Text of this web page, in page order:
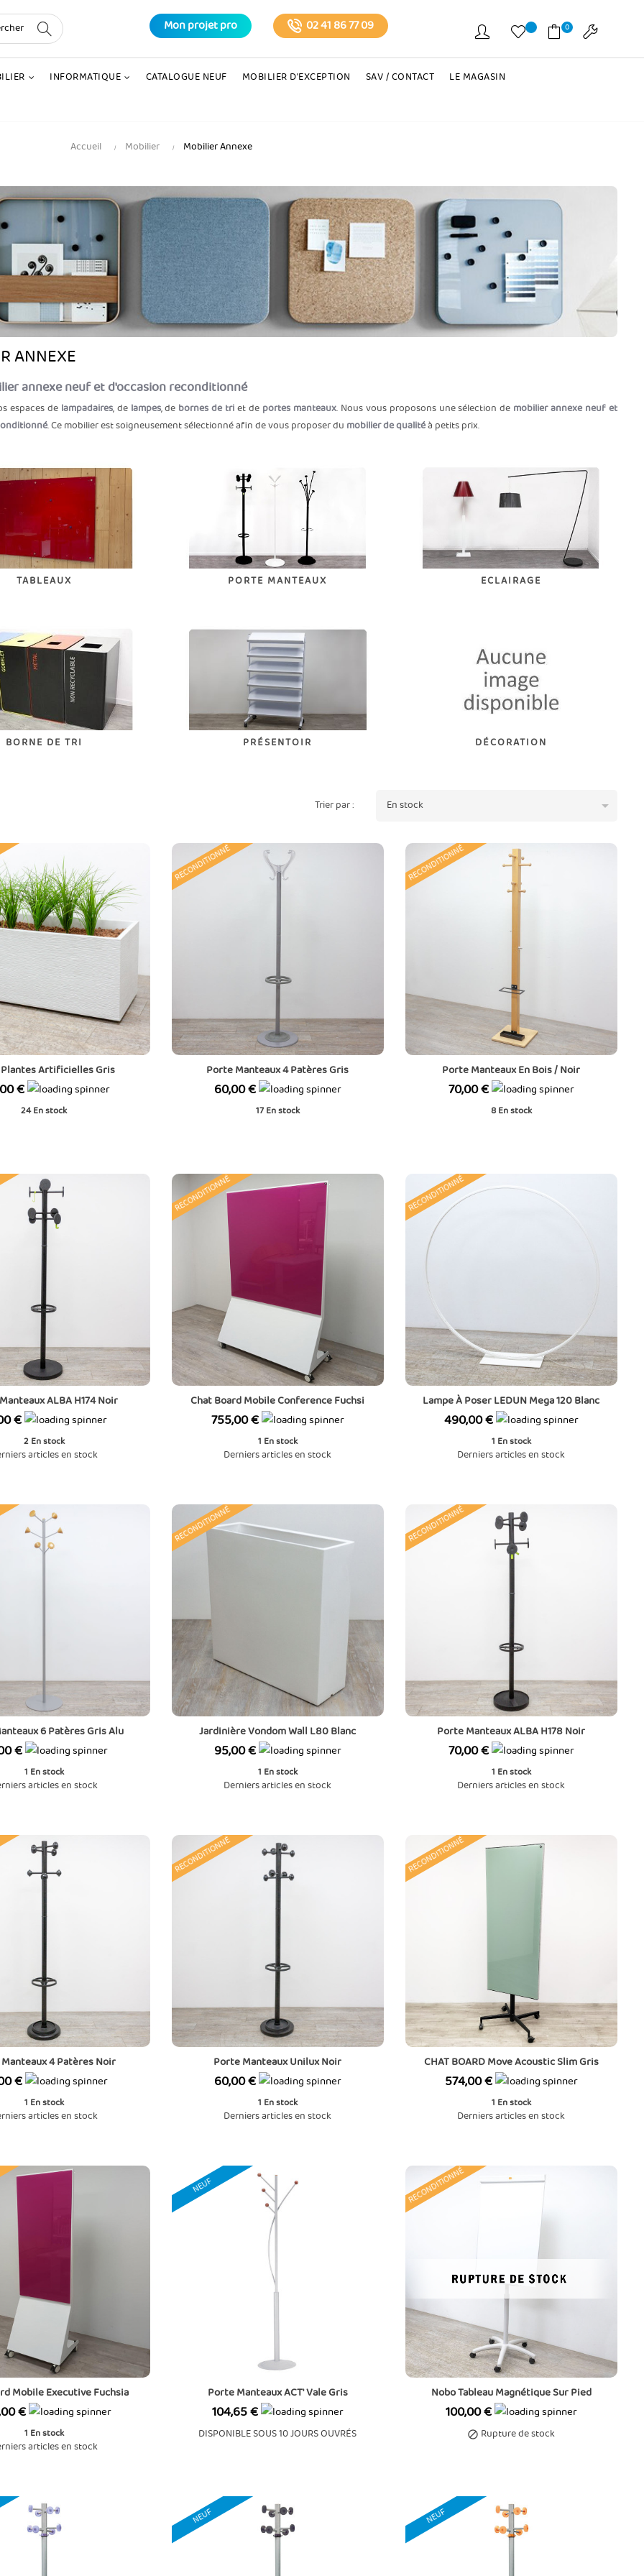
Mon projet pro 02 41 86 77 09 0
INFORMATIQUE CATALOGUE NEUF MOBILIER D'EXCEPTION SAV / CONTACT LE MAGASIN
Accueil Mobilier Mobilier Annexe
ANNEXE
annexe neuf et d'occasion reconditionné
espaces de lampadaires, de lampes, de bornes de triet de portes manteaux. Nous vous proposons une sélection de mobilier annexe neuf et
. Ce mobilier est soigneusement sélectionné afin de vous proposer du mobilier de qualitéà petits prix.
TABLEAUX PORTE MANTEAUX ECLAIRAGE
BORNE DE TRI PRÉSENTOIR DÉCORATION
Trier par : En stock 
Plantes Artificielles Gris
€
24En stock
RECONDITIONNÉ
Porte Manteaux 4 Patères Gris
Prix
60,00 €
17En stock
RECONDITIONNÉ
Porte Manteaux En Bois / Noir
Prix
70,00 €
8 En stock
ALBA H174 Noir
€
2 En stock
articles en stock
RECONDITIONNÉ
Chat Board Mobile Conference Fuchsi
Prix
755,00 €
1 En stock
Derniers articles en stock
RECONDITIONNÉ
Lampe À Poser LEDUN Mega 120 Blanc
Prix
490,00 €
1 En stock
Derniers articles en stock
6 Patères Gris Alu
€
1 En stock
articles en stock
RECONDITIONNÉ
Jardinière Vondom Wall L80 Blanc
Prix
95,00 €
1 En stock
Derniers articles en stock
RECONDITIONNÉ
Porte Manteaux ALBA H178 Noir
Prix
70,00 €
1 En stock
Derniers articles en stock
4 Patères Noir
€
1 En stock
articles en stock
RECONDITIONNÉ
Porte Manteaux Unilux Noir
Prix
60,00 €
1 En stock
Derniers articles en stock
RECONDITIONNÉ
CHAT BOARD Move Acoustic Slim Gris
Prix
574,00 €
1 En stock
Derniers articles en stock
Mobile Executive Fuchsia
€
1 En stock
articles en stock
NEUF
Porte Manteaux ACT' Vale Gris
Prix
104,65 €
DISPONIBLE SOUS 10 JOURS OUVRÉS
RECONDITIONNÉ
Nobo Tableau Magnétique Sur Pied
Prix
100,00 €
 Rupture de stock
NEUF NEUF